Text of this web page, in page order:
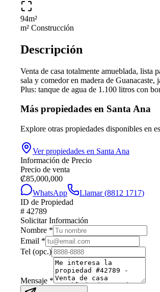
94m²
m² Construcción
Descripción
Venta de casa totalmente amueblada, lista
sala y comedor en madera de
Plus: tanque de agua de 1.100 litros con
Más propiedades en Santa Ana
Explore otras propiedades disponibles en
Ver propiedades en Santa Ana
Información de Precio
Precio de venta
₡85,000,000
WhatsApp
Llamar (8812 1717)
ID de Propiedad
# 42789
Solicitar Información
Nombre *
Email *
Tel (opc.)
Mensaje *